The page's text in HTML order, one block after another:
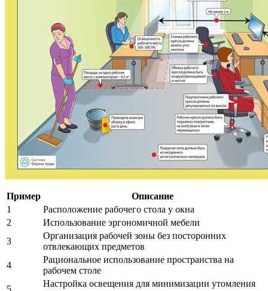
Пример
Описание
1
Расположение рабочего стола у окна
2
Использование эргономичной мебели
3
Организация рабочей зоны без посторонних
отвлекающих предметов
4
Рациональное использование пространства на
рабочем столе
Настройка освещения для минимизации утомления